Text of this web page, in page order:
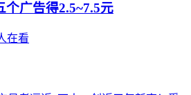
个广告得2.5~7.5元
在看